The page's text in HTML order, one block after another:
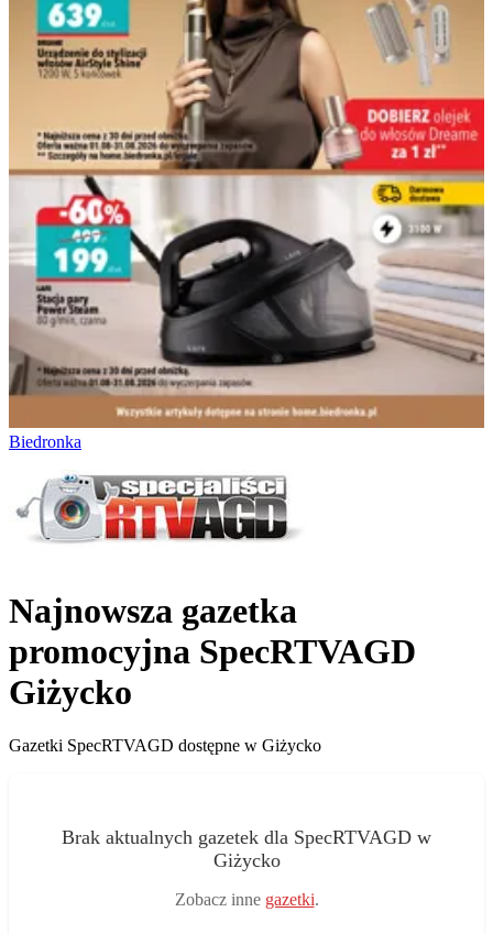
Biedronka
Najnowsza gazetka
promocyjna SpecRTVAGD
Giżycko
Gazetki SpecRTVAGD dostępne w Giżycko
Brak aktualnych gazetek dla SpecRTVAGD w
Giżycko
Zobacz inne gazetki.